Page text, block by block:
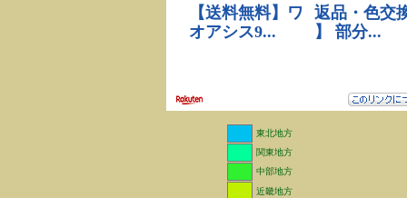
東北地方
関東地方
中部地方
近畿地方